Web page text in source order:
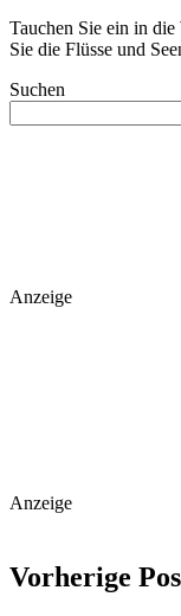
Tauchen Sie ein in
Sie die Flüsse und
Suchen
Anzeige
Anzeige
Vorherige